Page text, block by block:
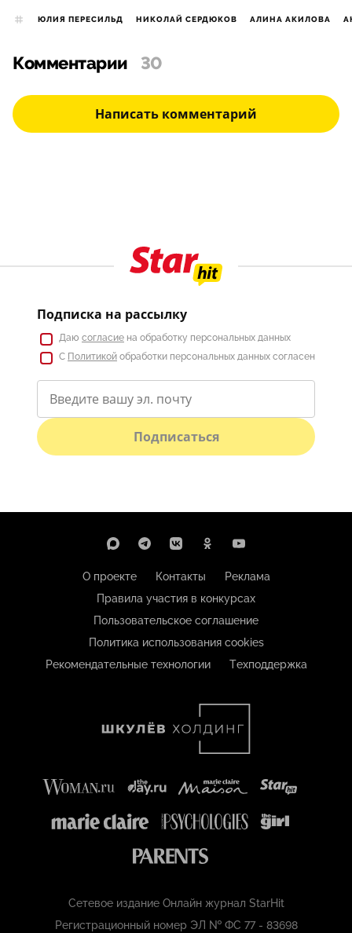
ЮЛИЯ ПЕРЕСИЛЬД НИКОЛАЙ СЕРДЮКОВ АЛИНА АКИЛОВА
Комментарии 30
Написать комментарий
Подписка на рассылку
Даю согласие на обработку персональных данных
С Политикой обработки персональных данных согласен
Подписаться
О проекте Контакты
Реклама
Правила участия в конкурсах
Пользовательское соглашение
Политика использования cookies
Рекомендательные технологии
Техподдержка
Сетевое издание Онлайн журнал StarHit
Регистрационный номер ЭЛ № ФС 77 - 83698